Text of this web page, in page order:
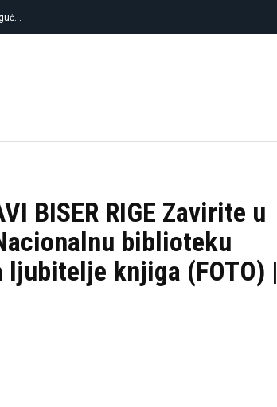
BISER RIGE Zavirite u
biblioteku
knjiga (FOTO) |